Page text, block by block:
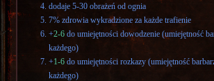
dodaje 5-30 obrażeń od ognia
7% zdrowia wykradzione za każde trafienie
+2-6do umiejętności dowodzenie (umiejętność
każdego)
+1-6do umiejętności rozkazy (umiejętność
każdego)